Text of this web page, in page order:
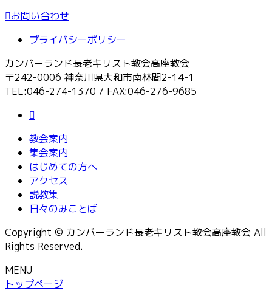
お問い合わせ
プライバシーポリシー
カンバーランド長老キリスト教会高座教会
〒242-0006 神奈川県大和市南林間2-14-1
TEL:046-274-1370 / FAX:046-276-9685
教会案内
集会案内
はじめての方へ
アクセス
説教集
日々のみことば
Copyright © カンバーランド長老キリスト教会高座教会 All
Rights Reserved.
MENU
トップページ